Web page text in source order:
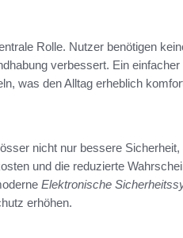
Rolle. Nutzer benötigen
verbessert. Ein
was den Alltag erheblich
nicht nur bessere
und die reduzierte
Elektronische
erhöhen.